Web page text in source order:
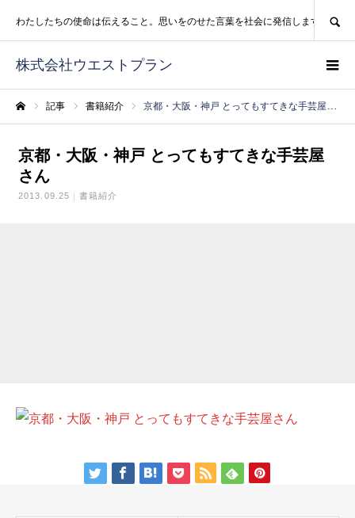
株式会社ウエストプラン
わたしたちの使命は伝えること。思いをのせた言葉を社会に発信します。
記事 書籍紹介 京都・大阪・神戸 とってもすてきな手芸屋さん
京都・大阪・神戸 とってもすてきな手芸屋
さん
2013.09.25 書籍紹介